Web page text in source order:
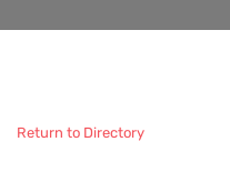
Return to Directory